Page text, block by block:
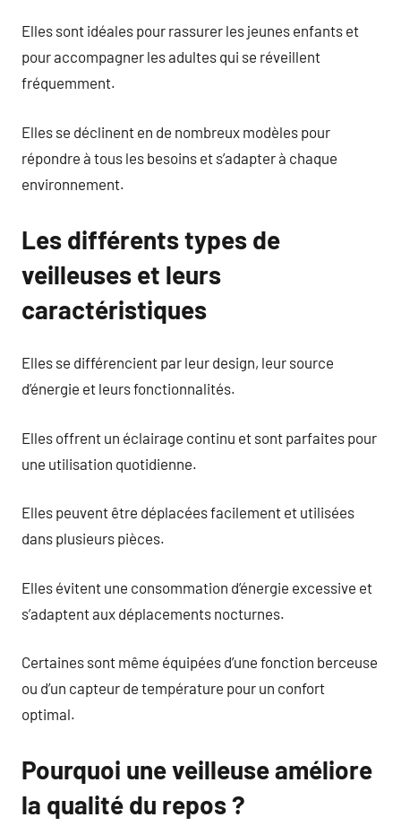
Elles sont idéales pour rassurer les jeunes enfants et
pour accompagner les adultes qui se réveillent
fréquemment.
Elles se déclinent en de nombreux modèles pour
répondre à tous les besoins et s’adapter à chaque
environnement.
Les différents types de
veilleuses et leurs
caractéristiques
Elles se différencient par leur design, leur source
d’énergie et leurs fonctionnalités.
Elles offrent un éclairage continu et sont parfaites pour
une utilisation quotidienne.
Elles peuvent être déplacées facilement et utilisées
dans plusieurs pièces.
Elles évitent une consommation d’énergie excessive et
s’adaptent aux déplacements nocturnes.
Certaines sont même équipées d’une fonction berceuse
ou d’un capteur de température pour un confort
optimal.
Pourquoi une veilleuse améliore
la qualité du repos ?